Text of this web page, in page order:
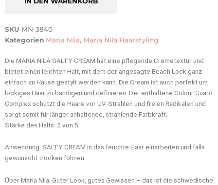
Cream
SKU MN-3840
Kategorien Maria Nila, Maria Nila Haarstyling
Die MARIA NILA SALTY CREAM hat eine pflegende Cremetextur und
bietet einen leichten Halt, mit dem der angesagte Beach Look ganz
einfach zu Hause gestylt werden kann. Die Cream ist auch perfekt um
lockiges Haar zu bändigen und definieren. Der enthaltene Colour Guard
Complex schützt die Haare vor UV-Strahlen und freien Radikalen und
sorgt somit für länger anhaltende, strahlende Farbkraft.
Stärke des Halts: 2 von 5
Anwendung: SALTY CREAM in das feuchte Haar einarbeiten und falls
gewünscht trocken föhnen.
Über Maria Nila: Guter Look, gutes Gewissen – das ist die schwedische